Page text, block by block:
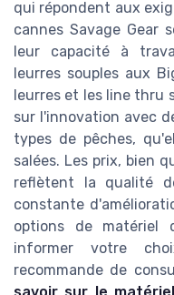
qui répondent aux
cannes Savage Gear
leur capacité à
leurres souples aux
leurres et les line thru
sur l'innovation avec
types de pêches,
salées. Les prix, bien
reflètent la qualité
constante
options de matériel
informer votre
recommande de